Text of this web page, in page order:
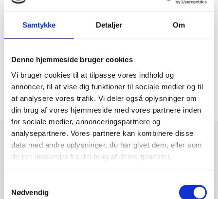
Samtykke Detaljer Om
Denne hjemmeside bruger cookies
Vi bruger cookies til at tilpasse vores indhold og
annoncer, til at vise dig funktioner til sociale medier og til
at analysere vores trafik. Vi deler også oplysninger om
din brug af vores hjemmeside med vores partnere inden
for sociale medier, annonceringspartnere og
analysepartnere. Vores partnere kan kombinere disse
data med andre oplysninger, du har givet dem, eller som
de har indsamlet fra din brug af deres tjenester.
Nødvendig
LÆS MERE HOS IMPORTØREN
Vores Suzuki Swift modeller